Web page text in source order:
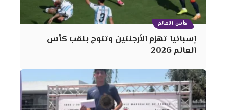
كأس العالم
إسبانيا تهزم الأرجنتين وتتوج بلقب كأس
العالم 2026